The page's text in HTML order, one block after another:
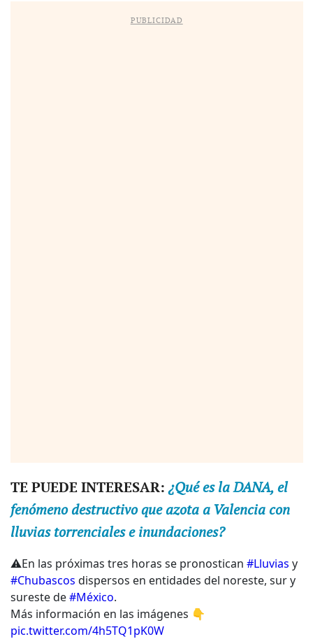
PUBLICIDAD
TE PUEDE INTERESAR:¿Qué es la DANA, el
fenómeno destructivo que azota a Valencia con
lluvias torrenciales e inundaciones?
⚠️En las próximas tres horas se pronostican #Lluvias y
#Chubascos dispersos en entidades del noreste, sur y
sureste de#México.
Más información en las imágenes 👇
pic.twitter.com/4h5TQ1pK0W